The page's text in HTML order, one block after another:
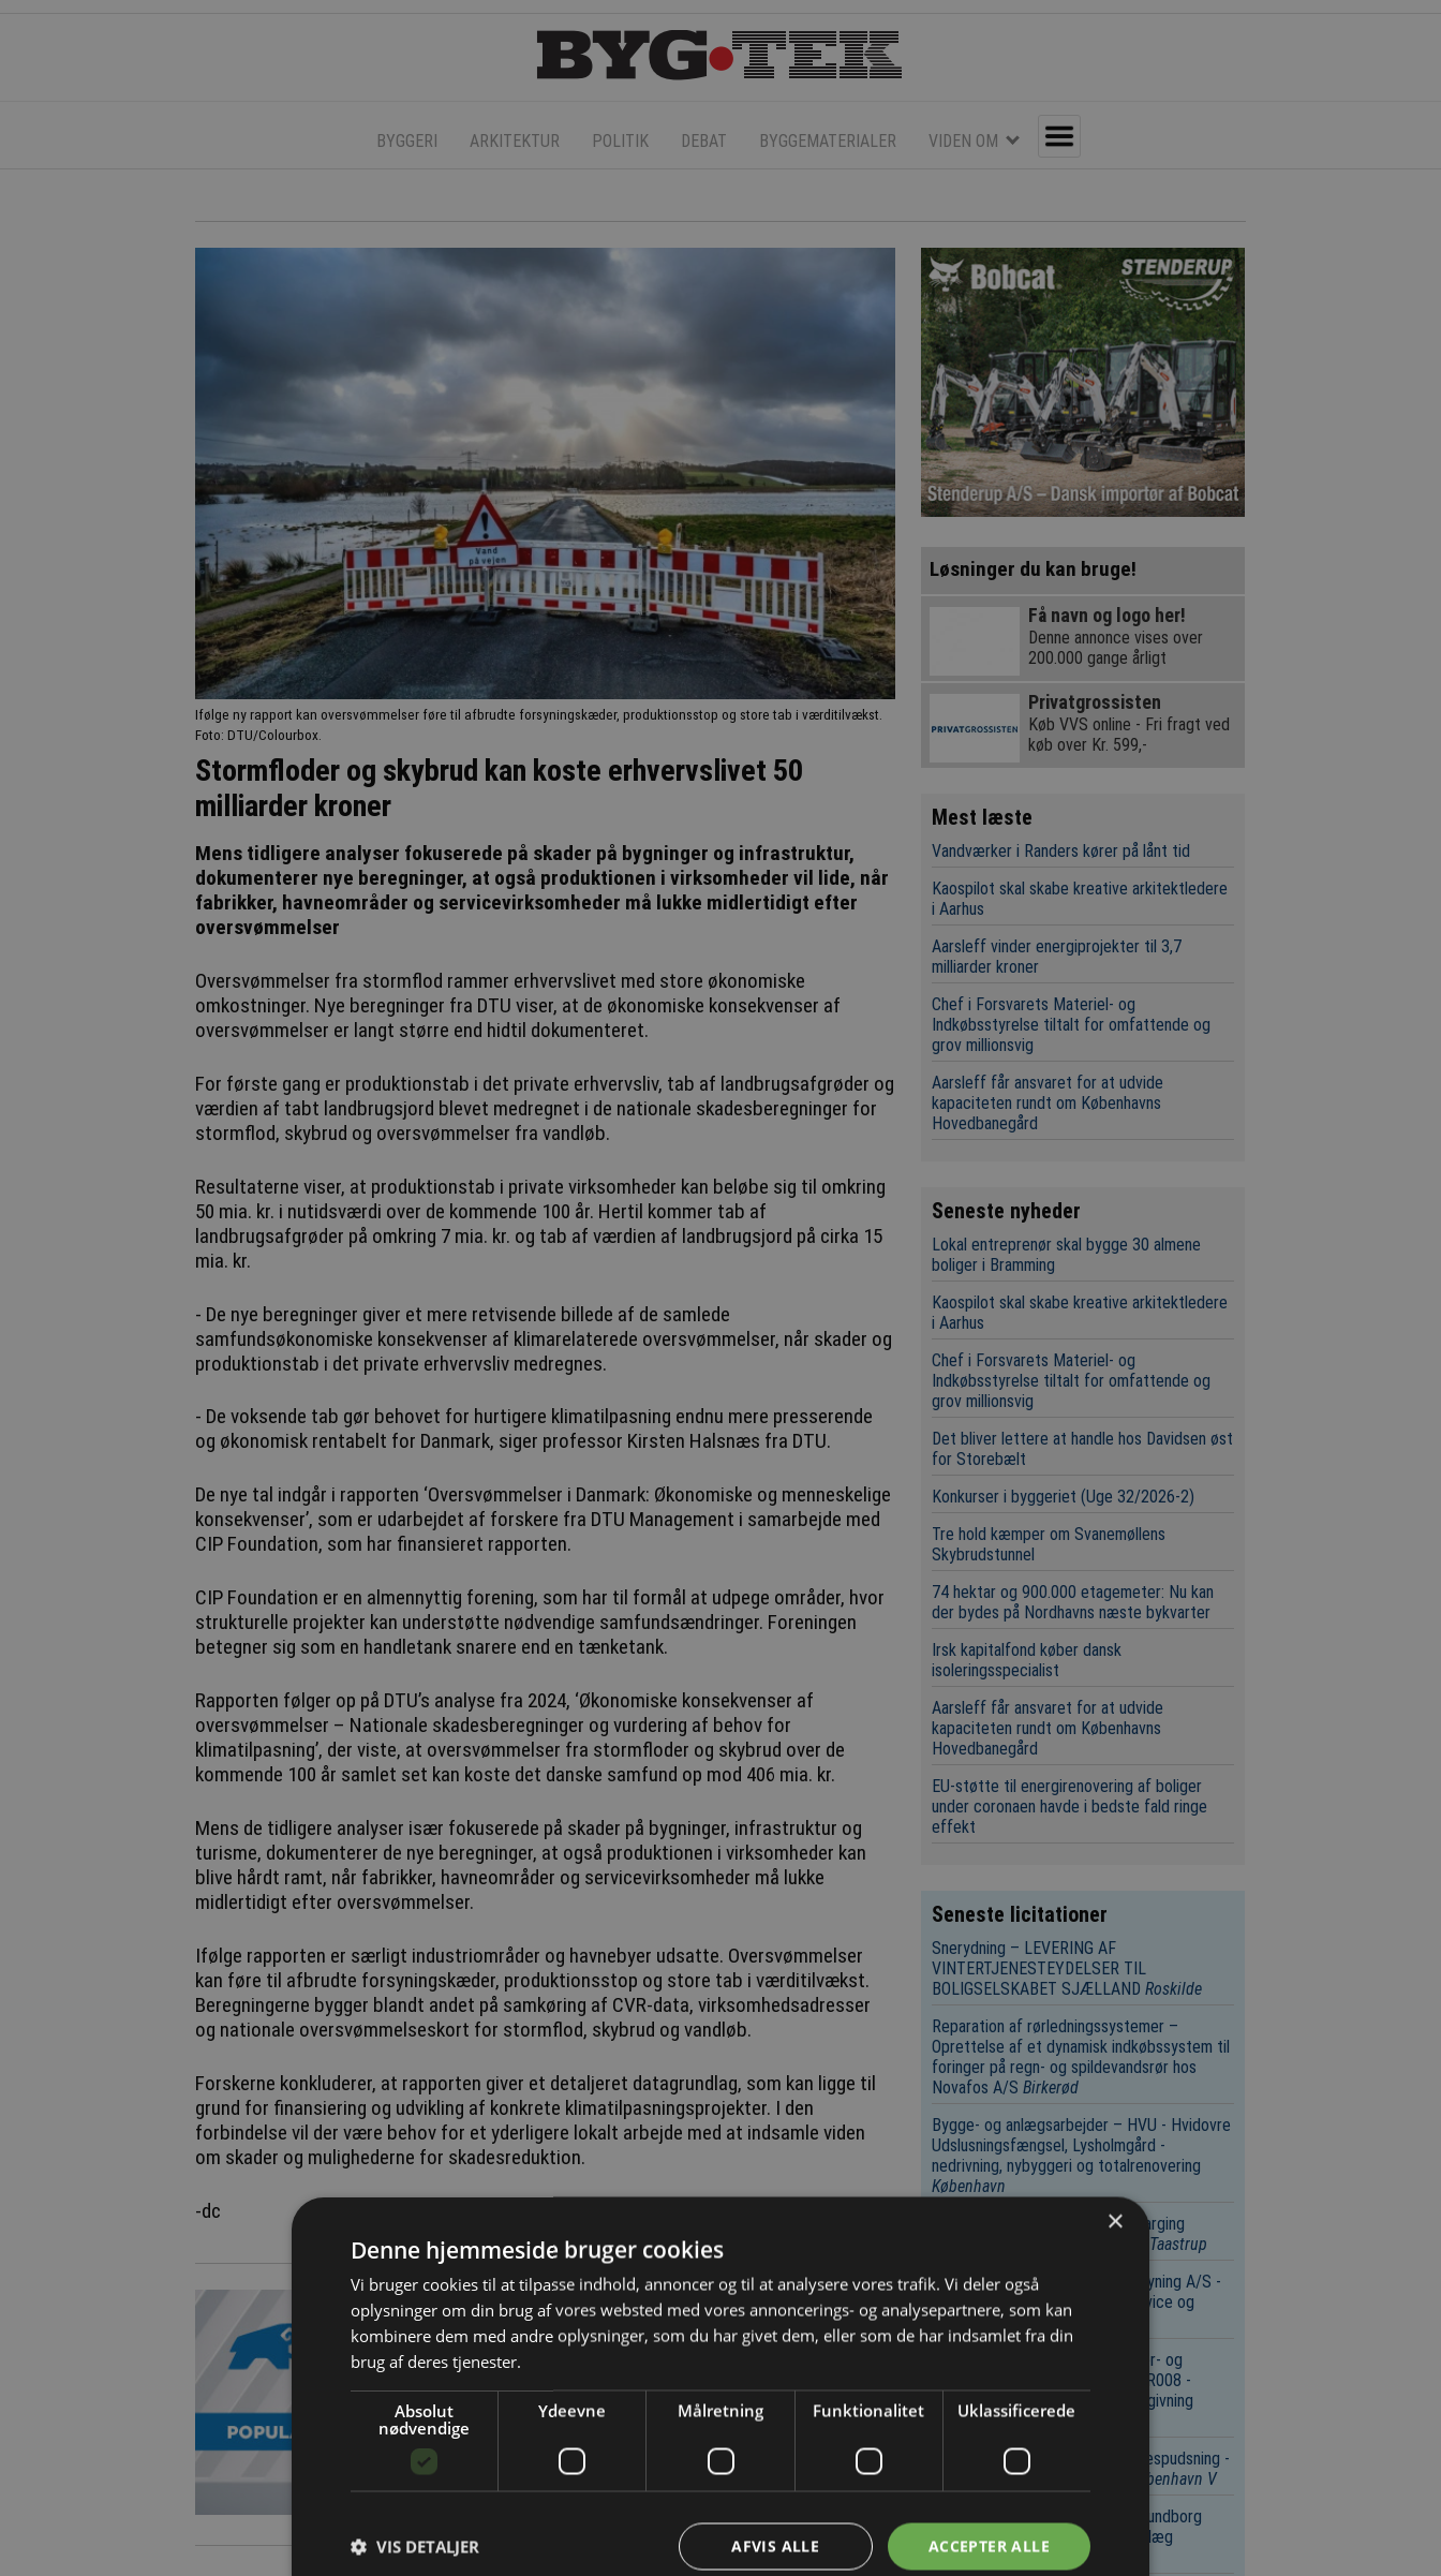
BYGGERI ARKITEKTUR POLITIK DEBAT BYGGEMATERIALER VIDEN OM
Ifølge ny rapport kan oversvømmelser føre til afbrudte forsyningskæder, produktionsstop og store tab i værditilvækst.
Foto: DTU/Colourbox.
Stormfloder og skybrud kan koste erhvervslivet 50
milliarder kroner
Mens tidligere analyser fokuserede på skader på bygninger og infrastruktur,
dokumenterer nye beregninger, at også produktionen i virksomheder vil lide, når
fabrikker, havneområder og servicevirksomheder må lukke midlertidigt efter
oversvømmelser
Oversvømmelser fra stormflod rammer erhvervslivet med store økonomiske
omkostninger. Nye beregninger fra DTU viser, at de økonomiske konsekvenser af
oversvømmelser er langt større end hidtil dokumenteret.
For første gang er produktionstab i det private erhvervsliv, tab af landbrugsafgrøder og
værdien af tabt landbrugsjord blevet medregnet i de nationale skadesberegninger for
stormflod, skybrud og oversvømmelser fra vandløb.
Resultaterne viser, at produktionstab i private virksomheder kan beløbe sig til omkring
50 mia. kr. i nutidsværdi over de kommende 100 år. Hertil kommer tab af
landbrugsafgrøder på omkring 7 mia. kr. og tab af værdien af landbrugsjord på cirka 15
mia. kr.
- De nye beregninger giver et mere retvisende billede af de samlede
samfundsøkonomiske konsekvenser af klimarelaterede oversvømmelser, når skader og
produktionstab i det private erhvervsliv medregnes.
- De voksende tab gør behovet for hurtigere klimatilpasning endnu mere presserende
og økonomisk rentabelt for Danmark, siger professor Kirsten Halsnæs fra DTU.
De nye tal indgår i rapporten ‘Oversvømmelser i Danmark: Økonomiske og menneskelige
konsekvenser’, som er udarbejdet af forskere fra DTU Management i samarbejde med
CIP Foundation, som har finansieret rapporten.
CIP Foundation er en almennyttig forening, som har til formål at udpege områder, hvor
strukturelle projekter kan understøtte nødvendige samfundsændringer. Foreningen
betegner sig som en handletank snarere end en tænketank.
Rapporten følger op på DTU’s analyse fra 2024, ‘Økonomiske konsekvenser af
oversvømmelser – Nationale skadesberegninger og vurdering af behov for
klimatilpasning’, der viste, at oversvømmelser fra stormfloder og skybrud over de
kommende 100 år samlet set kan koste det danske samfund op mod 406 mia. kr.
Mens de tidligere analyser især fokuserede på skader på bygninger, infrastruktur og
turisme, dokumenterer de nye beregninger, at også produktionen i virksomheder kan
blive hårdt ramt, når fabrikker, havneområder og servicevirksomheder må lukke
midlertidigt efter oversvømmelser.
Ifølge rapporten er særligt industriområder og havnebyer udsatte. Oversvømmelser
kan føre til afbrudte forsyningskæder, produktionsstop og store tab i værditilvækst.
Beregningerne bygger blandt andet på samkøring af CVR-data, virksomhedsadresser
og nationale oversvømmelseskort for stormflod, skybrud og vandløb.
Forskerne konkluderer, at rapporten giver et detaljeret datagrundlag, som kan ligge til
grund for finansiering og udvikling af konkrete klimatilpasningsprojekter. I den
forbindelse vil der være behov for et yderligere lokalt arbejde med at indsamle viden
om skader og mulighederne for skadesreduktion.
-dc
Løsninger du kan bruge!
Få navn og logo her!
Denne annonce vises over
200.000 gange årligt
Privatgrossisten
Køb VVS online - Fri fragt ved
køb over Kr. 599,-
Mest læste
Vandværker i Randers kører på lånt tid
Kaospilot skal skabe kreative arkitektledere
i Aarhus
Aarsleff vinder energiprojekter til 3,7
milliarder kroner
Chef i Forsvarets Materiel- og
Indkøbsstyrelse tiltalt for omfattende og
grov millionsvig
Aarsleff får ansvaret for at udvide
kapaciteten rundt om Københavns
Hovedbanegård
Seneste nyheder
Lokal entreprenør skal bygge 30 almene
boliger i Bramming
Kaospilot skal skabe kreative arkitektledere
i Aarhus
Chef i Forsvarets Materiel- og
Indkøbsstyrelse tiltalt for omfattende og
grov millionsvig
Det bliver lettere at handle hos Davidsen øst
for Storebælt
Konkurser i byggeriet (Uge 32/2026-2)
Tre hold kæmper om Svanemøllens
Skybrudstunnel
74 hektar og 900.000 etagemeter: Nu kan
der bydes på Nordhavns næste bykvarter
Irsk kapitalfond køber dansk
isoleringsspecialist
Aarsleff får ansvaret for at udvide
kapaciteten rundt om Københavns
Hovedbanegård
EU-støtte til energirenovering af boliger
under coronaen havde i bedste fald ringe
effekt
Seneste licitationer
Snerydning – LEVERING AF
VINTERTJENESTEYDELSER TIL
BOLIGSELSKABET SJÆLLAND Roskilde
Reparation af rørledningssystemer –
Oprettelse af et dynamisk indkøbssystem til
foringer på regn- og spildevandsrør hos
Novafos A/S Birkerød
Bygge- og anlægsarbejder – HVU - Hvidovre
Udslusningsfængsel, Lysholmgård -
nedrivning, nybyggeri og totalrenovering
København
Bygge- og anlægsarbejder – Charging
Taastrup
Rottebekæmpelse – Vejen Forsyning A/S -
udbud af rottebekæmpelse, service og
rådgivning. Vejen
Arkitekt-, konstruktions-, ingeniør- og
inspektionsvirksomhed – DT-PV.R008 -
Rammeaftale om naturfaglig rådgivning
København V
Rengøring – Rengøring og vinduespudsning -
Boligselskabet Strandparken
København V
Bygge- og anlægsarbejder – Kalundborg
Forsyning, Udvidelse af Renseanlæg
(F1.ME.02) Kalundborg
×
Denne hjemmeside bruger cookies
Vi bruger cookies til at tilpasse indhold, annoncer og til at analysere vores trafik. Vi deler også
oplysninger om din brug af vores websted med vores annoncerings- og analysepartnere, som kan
kombinere dem med andre oplysninger, som du har givet dem, eller som de har indsamlet fra din
brug af deres tjenester.
Absolut
nødvendige
Ydeevne Målretning Funktionalitet Uklassificerede
ACCEPTER ALLE
AFVIS ALLE
VIS DETALJER